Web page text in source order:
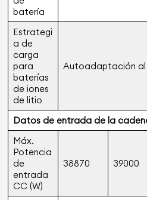
batería
Estrategi
a de
carga
para
baterías
de iones
de litio
Autoadaptación al
Datos de entrada de la
Máx.
Potencia
de
entrada
CC (W)
38870 39000